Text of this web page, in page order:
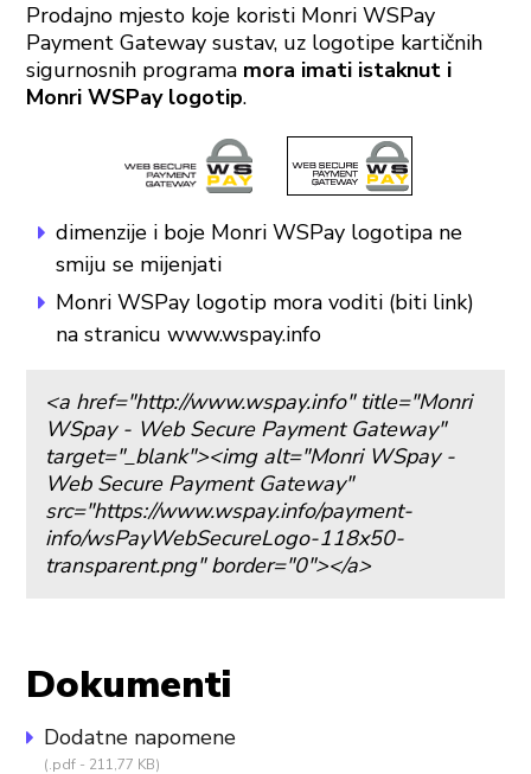
Prodajno mjesto koje koristi Monri WSPay
Payment Gateway sustav, uz logotipe kartičnih
sigurnosnih programa mora imati istaknut i
Monri WSPay logotip.
dimenzije i boje Monri WSPay logotipa ne
smiju se mijenjati
Monri WSPay logotip mora voditi (biti link)
na stranicu www.wspay.info
<a href="http://www.wspay.info" title="Monri
WSpay - Web Secure Payment Gateway"
target="_blank"><img alt="Monri WSpay -
Web Secure Payment Gateway"
src="https://www.wspay.info/payment-
info/wsPayWebSecureLogo-118x50-
transparent.png" border="0"></a>
Dokumenti
Dodatne napomene
(.pdf - 211,77 KB)